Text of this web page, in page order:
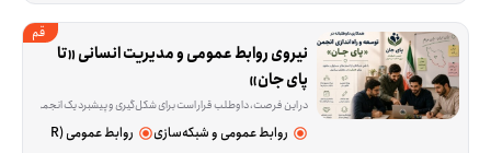
قم
نیروی روابط عمومی و مدیریت انسانی «تا
پای جان»
در این فرصت، داوطلب قرار است برای شکل‌گیری و پیشبرد یک انجمن مشارکت‌محور آنلاین در شرایط بحرانی و جنگی نقش تیم نیروی انسانی و روابط عمومی را بر عهده بگیرد. بخش مهم کار، ارتباط گرفتن با افراد، پیگیری کارها و کمک به هماهنگ شدن مسیر فعالیت‌هاست تا وب سایت مجموعه «تا پای جان» بتواند منسجم‌تر جلو
روابط عمومی و شبکه‌سازی روابط عمومی (PR)